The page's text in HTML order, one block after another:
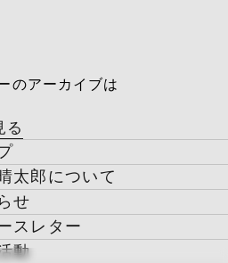
のアーカイブは
る
太郎について
せ
スレター
動